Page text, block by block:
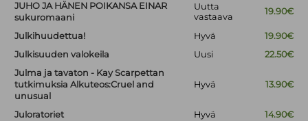
JUHO JA HÄNEN POIKANSA EINAR
sukuromaani
Uutta
vastaava
19.90€
Julkihuudettua! Hyvä
19.90€
Julkisuuden valokeila
Uusi
22.50€
Julma ja tavaton - Kay Scarpettan
tutkimuksia Alkuteos:Cruel and
unusual
Hyvä 13.90€
Juloratoriet Hyvä 14.90€